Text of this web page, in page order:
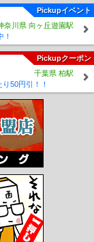
Pickupイベント
奈川県 向ヶ丘遊園駅
Pickupクーポン
千葉県 柏駅
50円引！！